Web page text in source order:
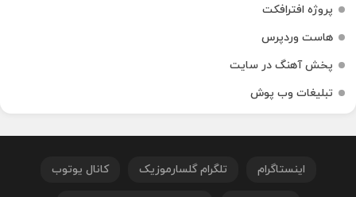
پروژه افترافکت
هاست وردپرس
پخش آهنگ در سایت
تبلیغات وب پوش
اینستاگرام تلگرام گلسارموزیک کانال یوتوب